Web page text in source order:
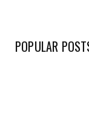
POPULAR